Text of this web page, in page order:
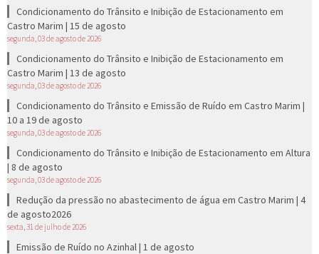
Condicionamento do Trânsito e Inibição de Estacionamento em
Castro Marim | 15 de agosto
segunda, 03 de agosto de 2026
Condicionamento do Trânsito e Inibição de Estacionamento em
Castro Marim | 13 de agosto
segunda, 03 de agosto de 2026
Condicionamento do Trânsito e Emissão de Ruído em Castro Marim |
10 a 19 de agosto
segunda, 03 de agosto de 2026
Condicionamento do Trânsito e Inibição de Estacionamento em Altura
| 8 de agosto
segunda, 03 de agosto de 2026
Redução da pressão no abastecimento de água em Castro Marim | 4
de agosto2026
sexta, 31 de julho de 2026
Emissão de Ruído no Azinhal | 1 de agosto